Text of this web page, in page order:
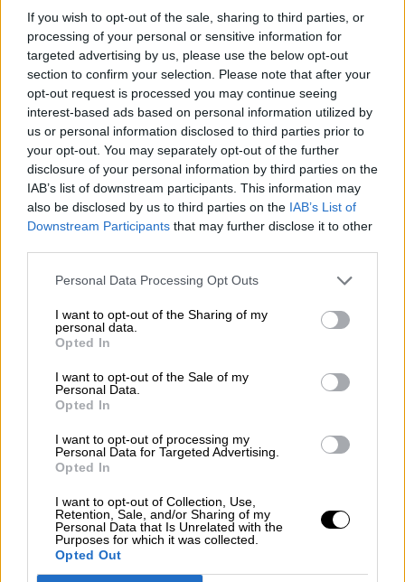
If you wish to opt-out of the sale, sharing to third parties, or
processing of your personal or sensitive information for
targeted advertising by us, please use the below opt-out
section to confirm your selection. Please note that after your
opt-out request is processed you may continue seeing
interest-based ads based on personal information utilized by
us or personal information disclosed to third parties prior to
your opt-out. You may separately opt-out of the further
disclosure of your personal information by third parties on the
IAB’s list of downstream participants. This information may
also be disclosed by us to third parties on the IAB’s List of
Downstream Participants that may further disclose it to other
Personal Data Processing Opt Outs
I want to opt-out of the Sharing of my
personal data.
Opted In
I want to opt-out of the Sale of my
Personal Data.
Opted In
I want to opt-out of processing my
Personal Data for Targeted Advertising.
Opted In
I want to opt-out of Collection, Use,
Retention, Sale, and/or Sharing of my
Personal Data that Is Unrelated with the
Purposes for which it was collected.
Opted Out
Echa a andar la legislatura
Pedro Sánchez anuncia una rebaja
del IVA del gas del 21 al 5%